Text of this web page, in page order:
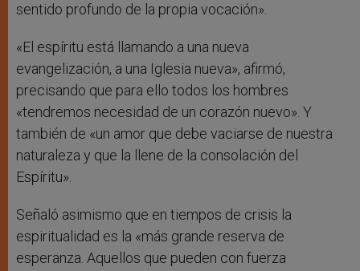
sentido profundo de la propia vocación».
«El espíritu está llamando a una nueva
evangelización, a una Iglesia nueva», afirmó,
precisando que para ello todos los hombres
«tendremos necesidad de un corazón nuevo». Y
también de «un amor que debe vaciarse de nuestra
naturaleza y que la llene de la consolación del
Espíritu».
Señaló asimismo que en tiempos de crisis la
espiritualidad es la «más grande reserva de
esperanza. Aquellos que pueden con fuerza